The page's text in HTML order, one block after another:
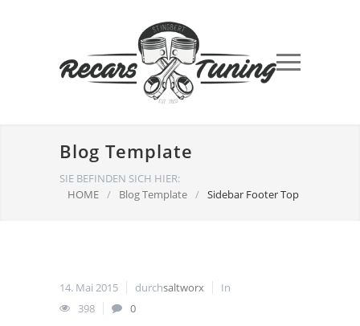
Blog Template
SIE BEFINDEN SICH HIER:
HOME / Blog Template / Sidebar Footer Top
14. Mai 2015 durchsaltworx
In
398
0